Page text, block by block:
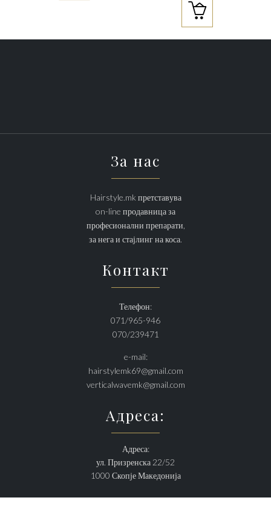

За нас
Hairstyle.mk претставува
on-line продавница за
професионални препарати,
за нега и стајлинг на коса.
Контакт
Телефон:
071/965-946
070/239471
e-mail:
hairstylemk69@gmail.com
verticalwavemk@gmail.com
Адреса:
Адреса:
ул. Призренска 22/52
1000 Скопје Македонија